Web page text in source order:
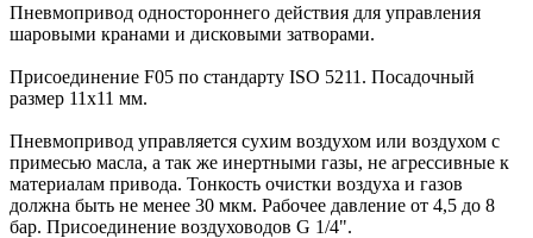
Пневмопривод одностороннего действия для управления
шаровыми кранами и дисковыми затворами.
Присоединение F05 по стандарту ISO 5211. Посадочный
размер 11х11 мм.
Пневмопривод управляется сухим воздухом или воздухом с
примесью масла, а так же инертными газы, не агрессивные к
материалам привода. Тонкость очистки воздуха и газов
должна быть не менее 30 мкм. Рабочее давление от 4,5 до 8
бар. Присоединение воздуховодов G 1/4".